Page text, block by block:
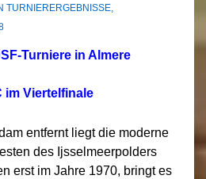
TURNIERERGEBNISSE,
Turniere in Almere
im Viertelfinale
entfernt liegt die moderne
des Ijsselmeerpolders
erst im Jahre 1970, bringt es